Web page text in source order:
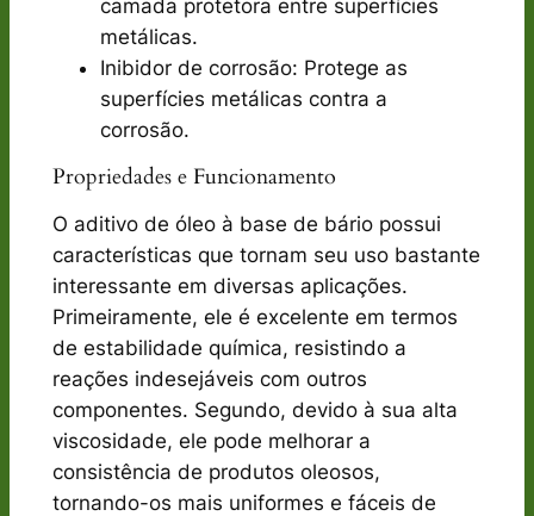
camada protetora entre superfícies
metálicas.
Inibidor de corrosão: Protege as
superfícies metálicas contra a
corrosão.
Propriedades e Funcionamento
O aditivo de óleo à base de bário possui
características que tornam seu uso bastante
interessante em diversas aplicações.
Primeiramente, ele é excelente em termos
de estabilidade química, resistindo a
reações indesejáveis com outros
componentes. Segundo, devido à sua alta
viscosidade, ele pode melhorar a
consistência de produtos oleosos,
tornando-os mais uniformes e fáceis de